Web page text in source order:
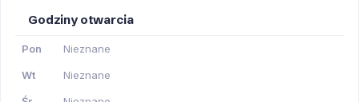
Godziny otwarcia
Pon Nieznane
Wt Nieznane